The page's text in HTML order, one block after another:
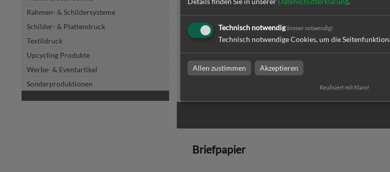
Rahmen- & Schildersysteme
Schilder- & Plattendruck
Textildruck
Upcycling Produkte
Werbe- & Eventartikel
Sonderproduktionen
Briefpapier | DIN A4 | beidseitig
bedruckt
bedruckt
Briefpapier
Technisch notwendig(immer notwendig)
Technisch notwendige Cookies, um die
Allen zustimmen Akzeptieren
Realisiert mit Klaro!